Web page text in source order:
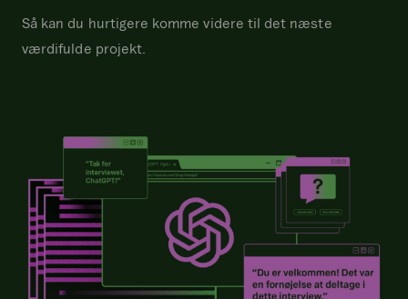
Så kan du hurtigere komme videre til det næste
værdifulde projekt.